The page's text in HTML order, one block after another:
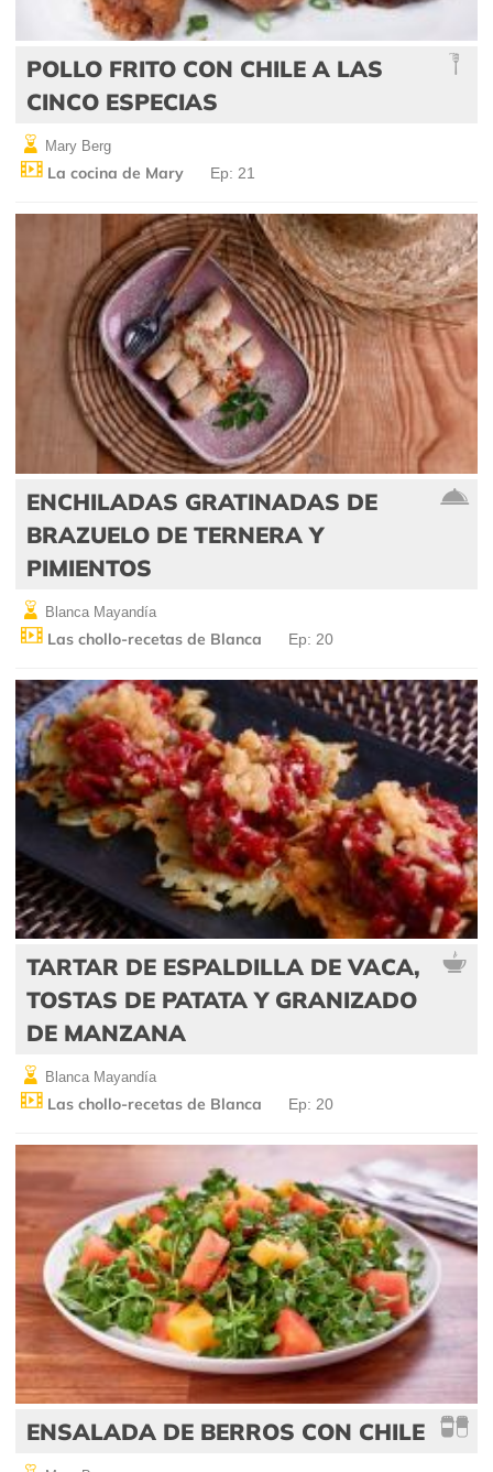
POLLO FRITO CON CHILE A LAS
CINCO ESPECIAS
Mary Berg
La cocina de Mary Ep: 21
ENCHILADAS GRATINADAS DE
BRAZUELO DE TERNERA Y
PIMIENTOS
Blanca Mayandía
Las chollo-recetas de Blanca Ep: 20
TARTAR DE ESPALDILLA DE VACA,
TOSTAS DE PATATA Y GRANIZADO
DE MANZANA
Blanca Mayandía
Las chollo-recetas de Blanca Ep: 20
ENSALADA DE BERROS CON CHILE